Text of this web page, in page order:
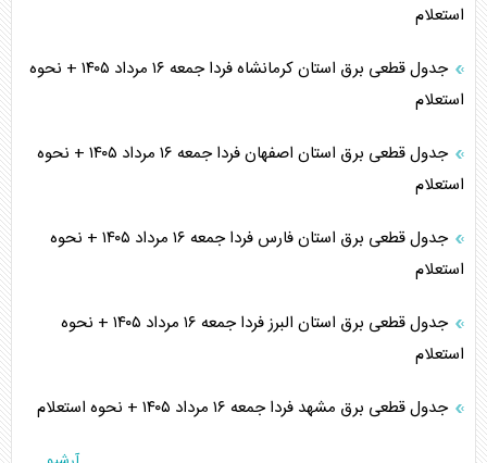
استعلام
جدول قطعی برق استان کرمانشاه فردا جمعه ۱۶ مرداد ۱۴۰۵ + نحوه
استعلام
جدول قطعی برق استان اصفهان فردا جمعه ۱۶ مرداد ۱۴۰۵ + نحوه
استعلام
جدول قطعی برق استان فارس فردا جمعه ۱۶ مرداد ۱۴۰۵ + نحوه
استعلام
جدول قطعی برق استان البرز فردا جمعه ۱۶ مرداد ۱۴۰۵ + نحوه
استعلام
جدول قطعی برق مشهد فردا جمعه ۱۶ مرداد ۱۴۰۵ + نحوه استعلام